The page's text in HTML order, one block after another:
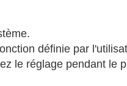
définie par
le réglage pendant le